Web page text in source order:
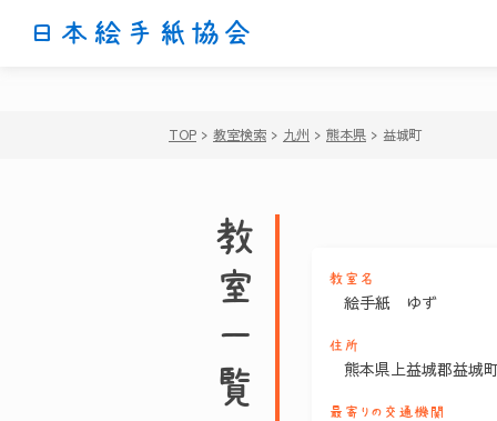
日本絵手紙協会
TOP > 教室検索 > 九州 > 熊本県 > 益城町
教室一覧 教室名
絵手紙 ゆず
住所
熊本県上益城郡益城
最寄りの交通機関